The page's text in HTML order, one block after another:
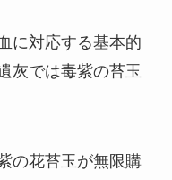
に対応する基本的
灰では毒紫の苔玉
の花苔玉が無限購